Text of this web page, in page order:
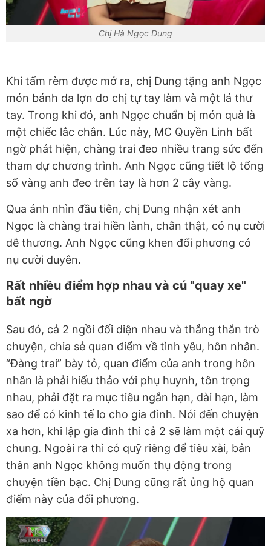
Chị Hà Ngọc Dung
Khi tấm rèm được mở ra, chị Dung tặng anh Ngọc
món bánh da lợn do chị tự tay làm và một lá thư
tay. Trong khi đó, anh Ngọc chuẩn bị món quà là
một chiếc lắc chân. Lúc này, MC Quyền Linh bất
ngờ phát hiện, chàng trai đeo nhiều trang sức đến
tham dự chương trình. Anh Ngọc cũng tiết lộ tổng
số vàng anh đeo trên tay là hơn 2 cây vàng.
Qua ánh nhìn đầu tiên, chị Dung nhận xét anh
Ngọc là chàng trai hiền lành, chân thật, có nụ cười
dễ thương. Anh Ngọc cũng khen đối phương có
nụ cười duyên.
Rất nhiều điểm hợp nhau và cú "quay xe"
bất ngờ
Sau đó, cả 2 ngồi đối diện nhau và thẳng thắn trò
chuyện, chia sẻ quan điểm về tình yêu, hôn nhân.
“Đàng trai” bày tỏ, quan điểm của anh trong hôn
nhân là phải hiếu thảo với phụ huynh, tôn trọng
nhau, phải đặt ra mục tiêu ngắn hạn, dài hạn, làm
sao để có kinh tế lo cho gia đình. Nói đến chuyện
xa hơn, khi lập gia đình thì cả 2 sẽ làm một cái quỹ
chung. Ngoài ra thì có quỹ riêng để tiêu xài, bản
thân anh Ngọc không muốn thụ động trong
chuyện tiền bạc. Chị Dung cũng rất ủng hộ quan
điểm này của đối phương.